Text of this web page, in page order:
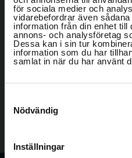
för sociala medier och
vidarebefordrar även
information från din enhet till
annons- och analysföretag
Dessa kan i sin tur
information som du har
samlat in när du har använt
Nödvändig
Inställningar
BRÖLLOP
OM OSS
Svenska Möten